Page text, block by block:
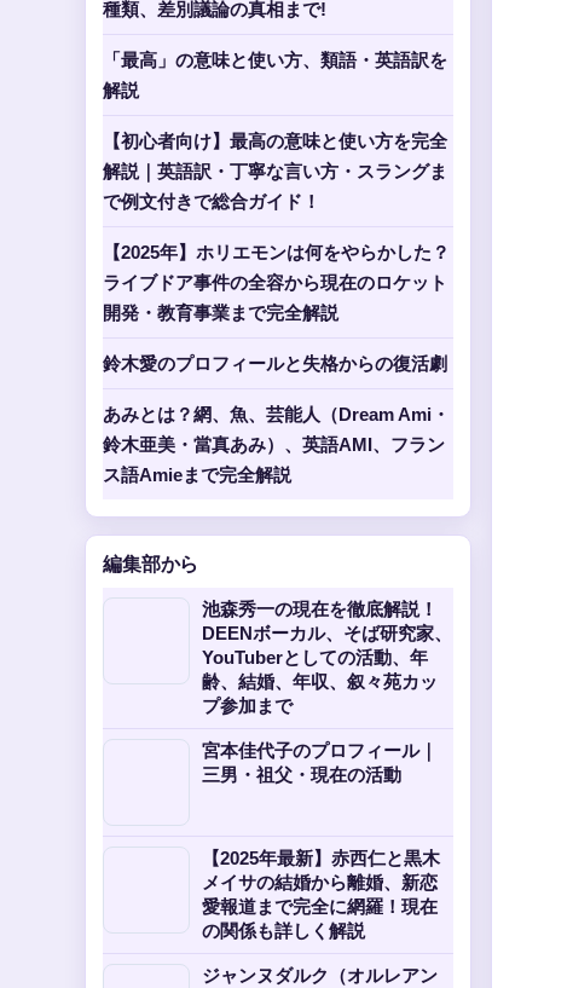
種類、差別議論の真相まで!
「最高」の意味と使い方、類語・英語訳を
解説
【初心者向け】最高の意味と使い方を完全
解説｜英語訳・丁寧な言い方・スラングま
で例文付きで総合ガイド！
【2025年】ホリエモンは何をやらかした？
ライブドア事件の全容から現在のロケット
開発・教育事業まで完全解説
鈴木愛のプロフィールと失格からの復活劇
あみとは？網、魚、芸能人（Dream Ami・
鈴木亜美・當真あみ）、英語AMI、フラン
ス語Amieまで完全解説
編集部から
池森秀一の現在を徹底解説！
DEENボーカル、そば研究家、
YouTuberとしての活動、年
齢、結婚、年収、叙々苑カッ
プ参加まで
宮本佳代子のプロフィール｜
三男・祖父・現在の活動
【2025年最新】赤西仁と黒木
メイサの結婚から離婚、新恋
愛報道まで完全に網羅！現在
の関係も詳しく解説
ジャンヌダルク（オルレアン